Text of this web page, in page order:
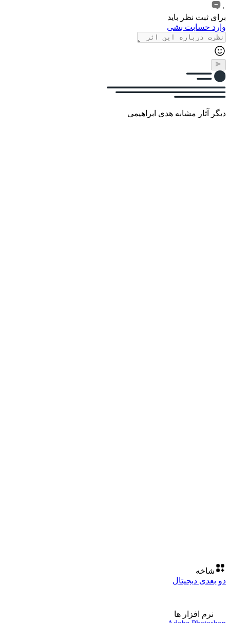
۰
برای ثبت نظر باید
وارد حسابت بشی
دیگر آثار مشابه هدی ابراهیمی
شاخه
دو بعدی دیجیتال
نرم افزار ها